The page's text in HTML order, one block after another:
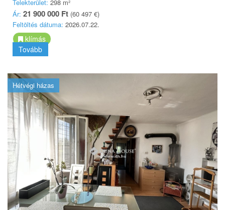
Telekterület: 298 m²
Ár: 21 900 000 Ft (60 497 €)
Feltöltés dátuma: 2026.07.22.
klímás
Tovább
Hétvégi házas